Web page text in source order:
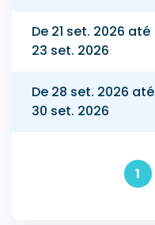
De 21 set. 2026 até
23 set. 2026
De 28 set. 2026 até
30 set. 2026
1